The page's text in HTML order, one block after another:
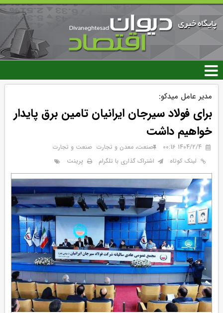
رفتن
محتوای
اصلی
مدیر عامل میدکو:
برای فولاد سیرجان ایرانیان تامین برق پایدار
خواهیم داشت
۱۴۰۴/۲/۴ 00:16 صنعت، معدن و تجارت صنعت و تجارت
لینک کوتاه
اشتراک گذاری با تلگرام پرینت